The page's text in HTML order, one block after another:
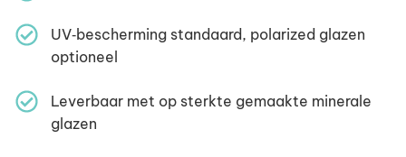
UV‑bescherming standaard, polarized glazen
optioneel
Leverbaar met op sterkte gemaakte minerale
glazen